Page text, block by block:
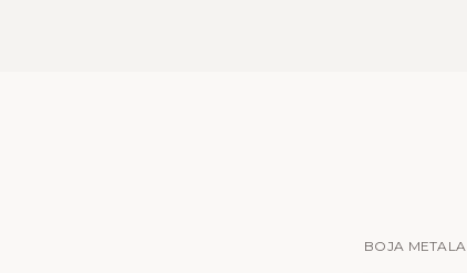
BOJA METALA